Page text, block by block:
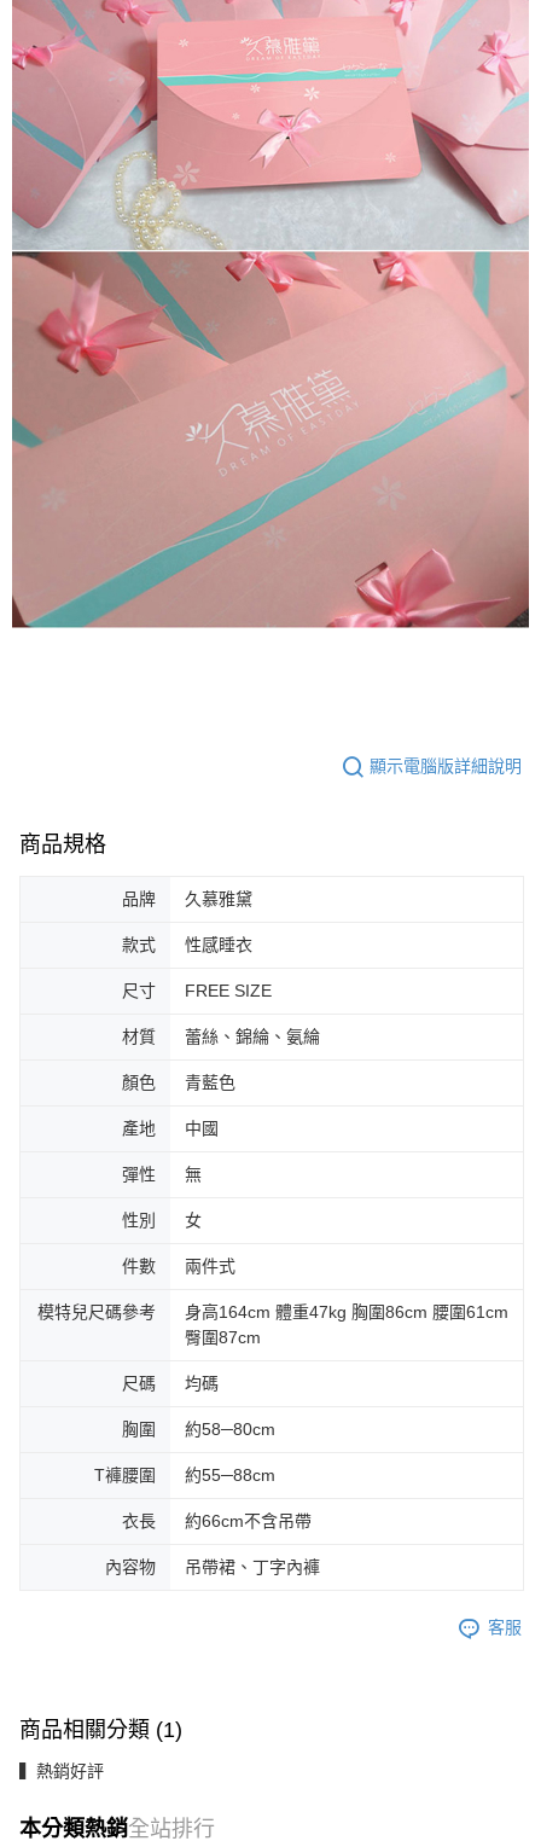
顯示電腦版詳細說明
商品規格
品牌 久慕雅黛
款式 性感睡衣
尺寸 FREE SIZE
材質 蕾絲、錦綸、氨綸
顏色 青藍色
產地 中國
彈性 無
性別 女
件數 兩件式
模特兒尺碼參考
身高164cm 體重47kg 胸圍86cm 腰圍61cm
臀圍87cm
尺碼 均碼
胸圍 約58─80cm
T褲腰圍 約55─88cm
衣長 約66cm不含吊帶
內容物 吊帶裙、丁字內褲
客服
商品相關分類 (1)
▍熱銷好評
本分類熱銷全站排行